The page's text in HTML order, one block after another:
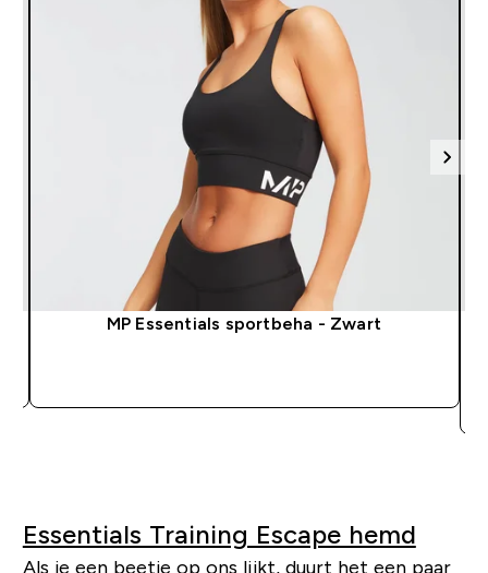
MP Essentials sportbeha - Zwart
Essentials Training Escape hemd
Als je een beetje op ons lijkt, duurt het een paar